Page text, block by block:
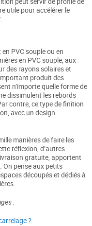
utile pour accélérer le
.
PVC souple ou en
en PVC souple, aux
des rayons solaires et
produit des
n’importe quelle forme de
dissimulent les rebords
contre, ce type de finition
avec un design
manières de faire les
réflexion, d’autres
gratuite, apportent
On pense aux petits
découpés et dédiés à
:
?